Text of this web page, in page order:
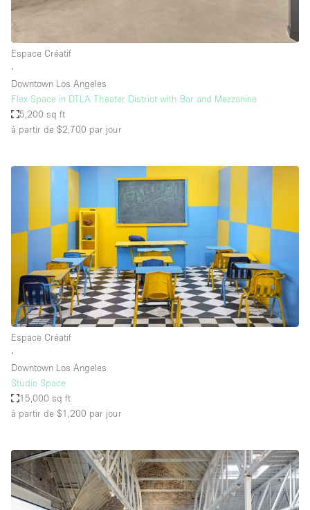
Espace Créatif
∙
Downtown Los Angeles
Flex Space in DTLA Theater District with Bar and Mezzanine
5,200 sq ft
à partir de $2,700 par jour
Espace Créatif
∙
Downtown Los Angeles
Studio Space
15,000 sq ft
à partir de $1,200 par jour